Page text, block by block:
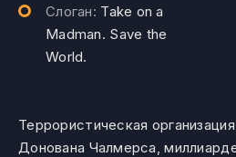
Слоган: Take on a
Madman. Save the
World.
Террористическая
Донована Чалмерса,